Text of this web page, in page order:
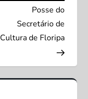
Posse do
Secretário de
Cultura de Floripa